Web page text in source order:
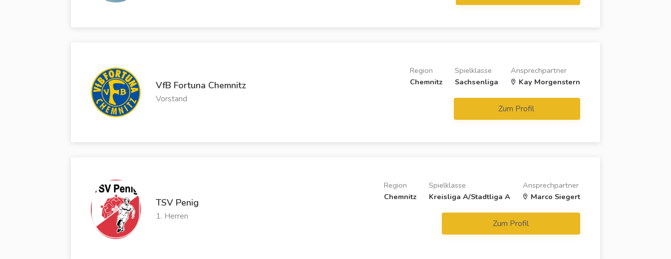
VfB Fortuna Chemnitz
Vorstand
Ansprechpartner
Kay Morgenstern
Spielklasse
Sachsenliga
Region
Chemnitz
Zum Profil
TSV Penig
1. Herren
Ansprechpartner
Marco Siegert
Spielklasse
Kreisliga A/Stadtliga A
Region
Chemnitz
Zum Profil